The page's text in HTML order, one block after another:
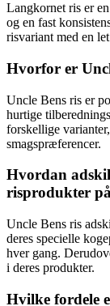
Langkornet ris er
og en fast
risvariant med en
Hvorfor er
Uncle Bens ris er
hurtige
forskellige
smagspræferencer.
Hvordan
risprodukter
Uncle Bens ris
deres specielle
hver gang.
i deres produkter.
Hvilke fordele